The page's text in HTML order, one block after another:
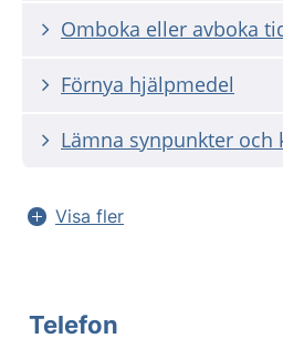
Omboka eller avboka
Förnya hjälpmedel
Lämna synpunkter och
Visa fler
Telefon